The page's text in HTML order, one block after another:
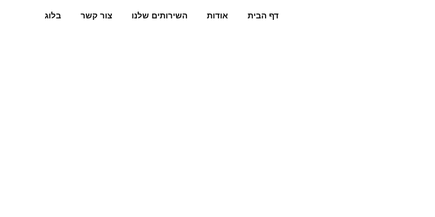
דף הבית אודות השירותים שלנו צור קשר בלוג